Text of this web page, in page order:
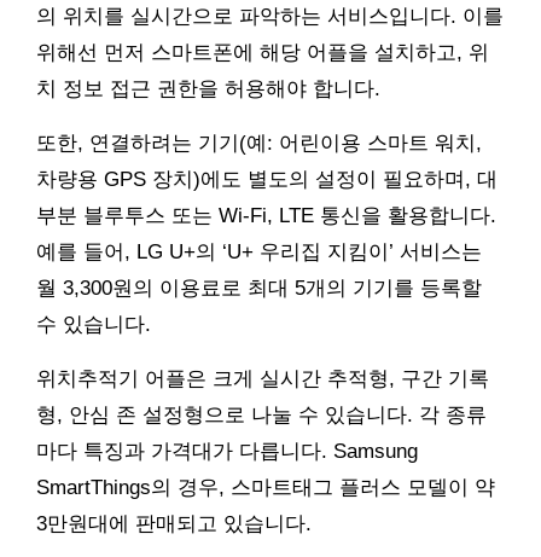
의 위치를 실시간으로 파악하는 서비스입니다. 이를
위해선 먼저 스마트폰에 해당 어플을 설치하고, 위
치 정보 접근 권한을 허용해야 합니다.
또한, 연결하려는 기기(예: 어린이용 스마트 워치,
차량용 GPS 장치)에도 별도의 설정이 필요하며, 대
부분 블루투스 또는 Wi-Fi, LTE 통신을 활용합니다.
예를 들어, LG U+의 ‘U+ 우리집 지킴이’ 서비스는
월 3,300원의 이용료로 최대 5개의 기기를 등록할
수 있습니다.
위치추적기 어플은 크게 실시간 추적형, 구간 기록
형, 안심 존 설정형으로 나눌 수 있습니다. 각 종류
마다 특징과 가격대가 다릅니다. Samsung
SmartThings의 경우, 스마트태그 플러스 모델이 약
3만원대에 판매되고 있습니다.